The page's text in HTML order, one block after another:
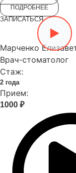
ПОДРОБНЕЕ
ЗАПИСАТЬСЯ
Марченко
Врач-стоматолог
Стаж:
2 года
Прием:
1000 ₽